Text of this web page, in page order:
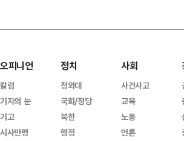
오피니언
칼럼
기자의 눈
기고
시사만평
정치
청와대
국회/정당
북한
행정
사회
사건사고
교육
노동
언론